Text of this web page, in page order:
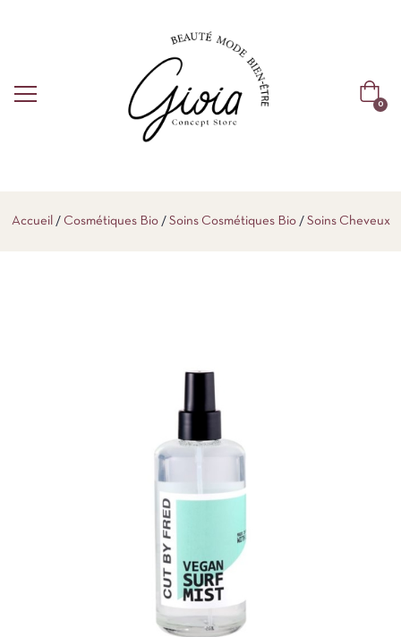
0
Accueil Cosmétiques Bio Soins Cosmétiques Bio Soins Cheveux